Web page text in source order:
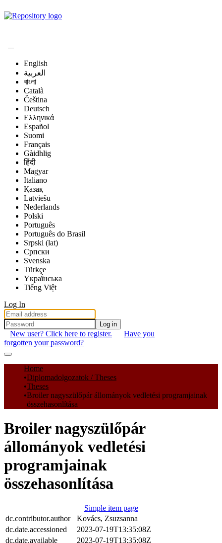
English
العربية
বাংলা
Català
Čeština
Deutsch
Ελληνικά
Español
Suomi
Français
Gàidhlig
हिंदी
Magyar
Italiano
Қазақ
Latviešu
Nederlands
Polski
Português
Português do Brasil
Srpski (lat)
Српски
Svenska
Türkçe
Yкраї́нська
Tiếng Việt
Log In
Log in
New user? Click here to register.
Have you
forgotten your password?
Communities & Collections
All of DSpace
Statistics
Home
Diplomadolgozatok / Theses
Theses
Broiler nagyszülőpár állományok vedletési programjainak
összehasonlítása
Broiler nagyszülőpár
állományok vedletési
programjainak
összehasonlítása
Simple item page
dc.contributor.author
Kovács, Zsuzsanna
dc.date.accessioned
2023-07-19T13:35:08Z
dc.date.available
2023-07-19T13:35:08Z